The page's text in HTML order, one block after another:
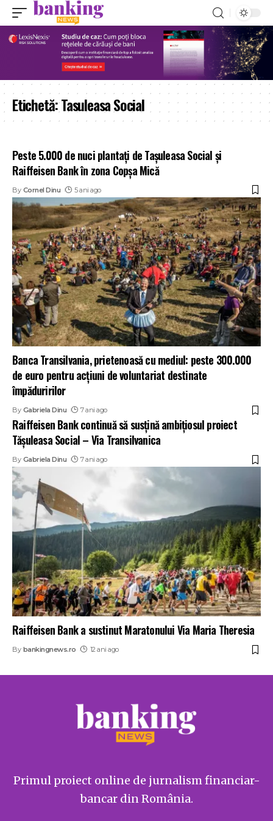
Etichetă:Tasuleasa Social
Peste 5.000 de nuci plantați de Tașuleasa Social și
Raiffeisen Bank în zona Copșa Mică
By Cornel Dinu 5 ani ago
Banca Transilvania, prietenoasă cu mediul: peste 300.000
de euro pentru acțiuni de voluntariat destinate
împăduririlor
By Gabriela Dinu 7 ani ago
Raiffeisen Bank continuă să susțină ambițiosul proiect
Tășuleasa Social – Via Transilvanica
By Gabriela Dinu 7 ani ago
Raiffeisen Bank a sustinut Maratonului Via Maria Theresia
By bankingnews.ro 12 ani ago
Primul proiect online de jurnalism financiar-
bancar din România.